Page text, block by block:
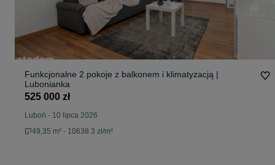
Funkcjonalne 2 pokoje z balkonem i klimatyzacją |
Lubonianka
525 000 zł
Luboń - 10 lipca 2026
49,35 m² - 10638.3 zł/m²